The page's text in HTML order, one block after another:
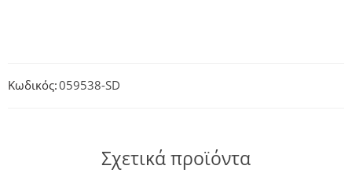
Κωδικός:059538-SD
Σχετικά προϊόντα